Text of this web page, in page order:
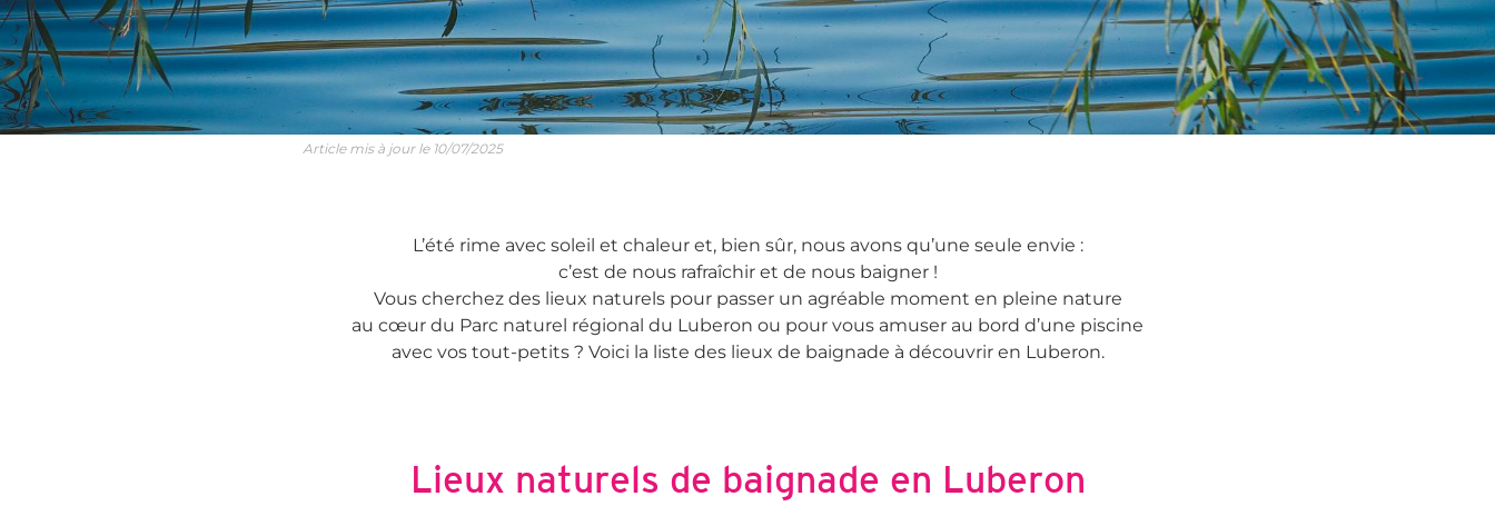
Activités En couple en famille avec des amis
Article mis à jour le 10/07/2025
L’été rime avec soleil et chaleur et, bien sûr, nous avons qu’une seule envie :
c’est de nous rafraîchir et de nous baigner !
Vous cherchez des lieux naturels pour passer un agréable moment en pleine nature
au cœur du Parc naturel régional du Luberon ou pour vous amuser au bord d’une piscine
avec vos tout-petits ? Voici la liste des lieux de baignade à découvrir en Luberon.
Lieux naturels de baignade en Luberon